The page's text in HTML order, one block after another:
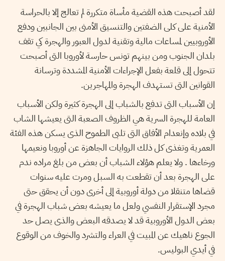
لقد أصبحت هذه القضية مأساة متكررة لم تعالج إلا بالحراسة
الأمنية على كلى الضفتين والتنسيق الأمنى بين الجانبين ودفع
الأوروبيين لمساعات مالية وتقنية لدول العبور والهجرة كي تقف
بلدان الجنوب ومن بينهم تونس حارسة لأوروبا التى أصبحت
تتحول إلى قلعة بفعل الإجراءات الأمنية المشددة وترسانة
القوانين التى تستهدف الهجرة والمهاجرين.
إن الأسباب التى تدفع بالشباب إلى الهجرة كثيرة ولكن الأسباب
العامة للهجرة السرية هي الظروف الصعبة التى يعيشها الشاب
في بلاده وإنعدام الأفاق التى تلبى الطموح الذى يسكن هذه الفئة
العمرية وتغذى كل ذلك الروايات الجاهزة عن أوروبا ونعيمها
ورخاءها . ولا يعلم هؤلاء الشباب أن بعض من بلغ مراده ندم
على الهجرة بعد أن تقطعت به السبل ومرت عليه سنوات
قضاها متنقلا من دولة أوروبية إلى أخرى دون أن يحقق حتى
مجرد الإستقرار النفسي ولعل ما يعيشه بعض شباب الهجرة في
بعض الدول الأوروبية قد لا يصدقه البعض والذى يصل حد
الجوع ناهيك عن المبيت في العراء والتشرد والخوف من الوقوع
في أيدي البوليس.